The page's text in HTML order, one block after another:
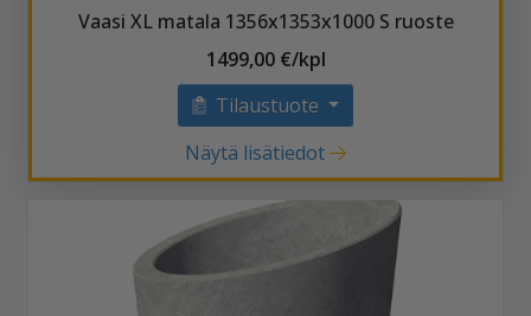
Vaasi XL matala 1356x1353x1000 S ruoste
1499,00 €/kpl
Tilaustuote
Näytä lisätiedot